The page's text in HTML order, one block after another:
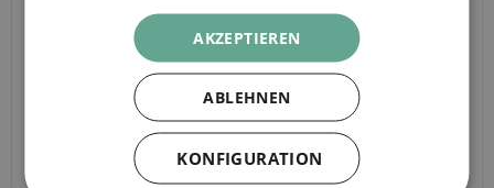
AKZEPTIEREN
ABLEHNEN
KONFIGURATION